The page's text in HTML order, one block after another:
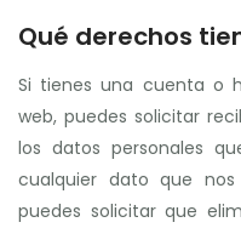
Qué derechos
Si tienes una cuenta o
web, puedes solicitar
los datos personales
cualquier dato que nos
puedes solicitar que